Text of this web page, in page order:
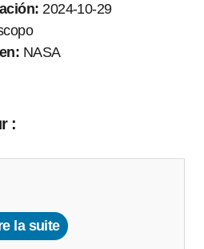
2024-10-29
NASA
:
la suite